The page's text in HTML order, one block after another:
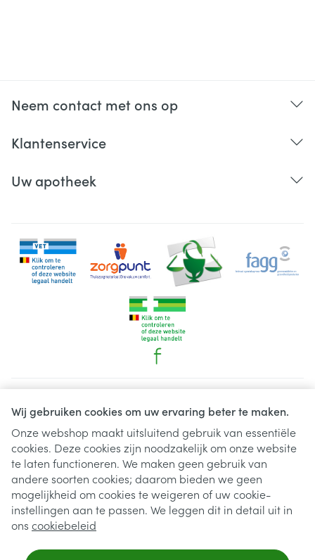
Wij gebruiken cookies om uw ervaring beter te maken.
Onze webshop maakt uitsluitend gebruik van essentiële
cookies. Deze cookies zijn noodzakelijk om onze website
te laten functioneren. We maken geen gebruik van
andere soorten cookies; daarom bieden we geen
mogelijkheid om cookies te weigeren of uw cookie-
instellingen aan te passen. We leggen dit in detail uit in
ons cookiebeleid
Neem contact met ons op
Klantenservice
Uw apotheek
Juridische links